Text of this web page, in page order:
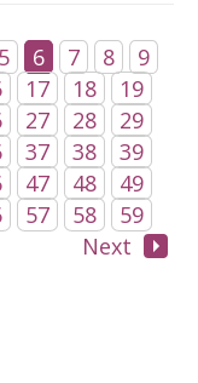
5 6 7 8
9
17 18
19
27 28
29
37 38
39
47 48
49
57 58
59
Next